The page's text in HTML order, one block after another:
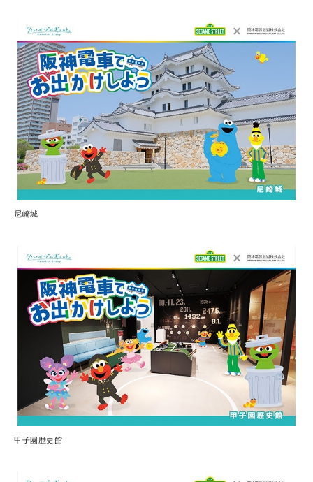
尼崎城
甲子園歴史館